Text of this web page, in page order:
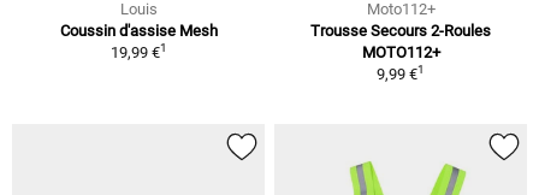
Louis
Coussin d'assise Mesh
19,99 €1
Moto112+
Trousse Secours 2-Roules
MOTO112+
9,99 €1